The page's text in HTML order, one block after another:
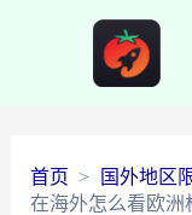
首页
国外地区
在海外怎么看欧洲